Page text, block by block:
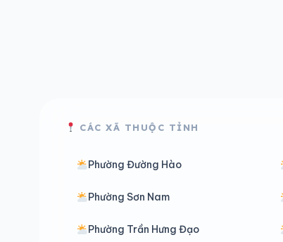
CÁC XÃ THUỘC TỈNH
Phường Đường Hào
Phường Sơn Nam
Phường Trần Hưng Đạo